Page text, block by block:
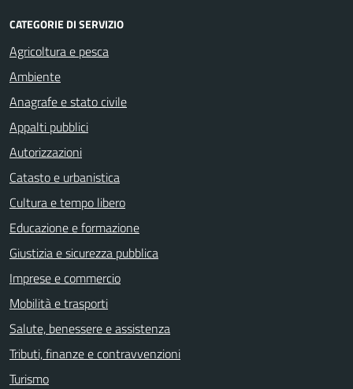
CATEGORIE DI SERVIZIO
Agricoltura e pesca
Ambiente
Anagrafe e stato civile
Appalti pubblici
Autorizzazioni
Catasto e urbanistica
Cultura e tempo libero
Educazione e formazione
Giustizia e sicurezza pubblica
Imprese e commercio
Mobilità e trasporti
Salute, benessere e assistenza
Tributi, finanze e contravvenzioni
Turismo